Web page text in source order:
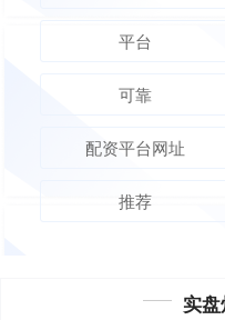
平台
可靠
配资平台网址
推荐
实